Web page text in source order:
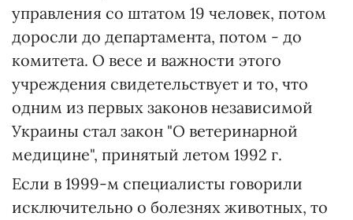
управления со штатом 19 человек, потом
доросли до департамента, потом - до
комитета. О весе и важности этого
учреждения свидетельствует и то, что
одним из первых законов независимой
Украины стал закон "О ветеринарной
медицине", принятый летом 1992 г.
Если в 1999-м специалисты говорили
исключительно о болезнях животных, то